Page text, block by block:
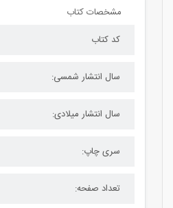
مشخصات کتاب
کد کتاب
سال انتشار شمسی:
سال انتشار میلادی:
سری چاپ:
تعداد صفحه: